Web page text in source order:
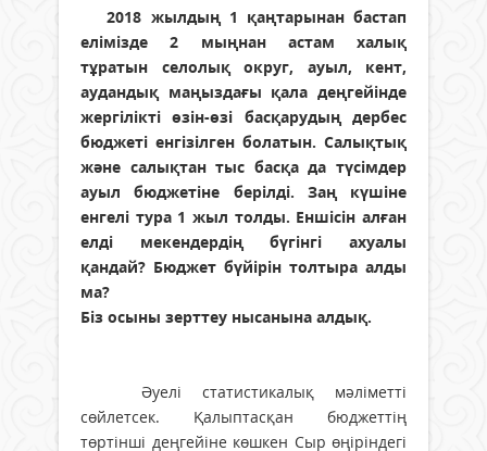
2018 жылдың 1 қаңтарынан бастап
елімізде 2 мыңнан астам халық
тұратын селолық округ, ауыл, кент,
аудандық маңыздағы қала деңгейінде
жергілікті өзін-өзі басқарудың дербес
бюджеті енгізілген болатын. Салықтық
және салықтан тыс басқа да түсімдер
ауыл бюджетіне берілді. Заң күшіне
енгелі тура 1 жыл толды. Еншісін алған
елді мекендердің бүгінгі ахуалы
қандай? Бюджет бүйірін толтыра алды
ма?
Біз осыны зерттеу нысанына алдық.
Әуелі статистикалық мәліметті
сөйлетсек. Қалыптасқан бюджеттің
төртінші деңгейіне көшкен Сыр өңіріндегі